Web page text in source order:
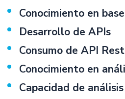
Conocimiento en
Desarrollo de APIs
Consumo de API
Conocimiento en
Capacidad de